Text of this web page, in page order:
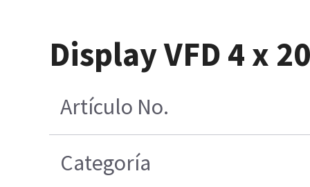
Display VFD 4 x
Artículo No.
Categoría